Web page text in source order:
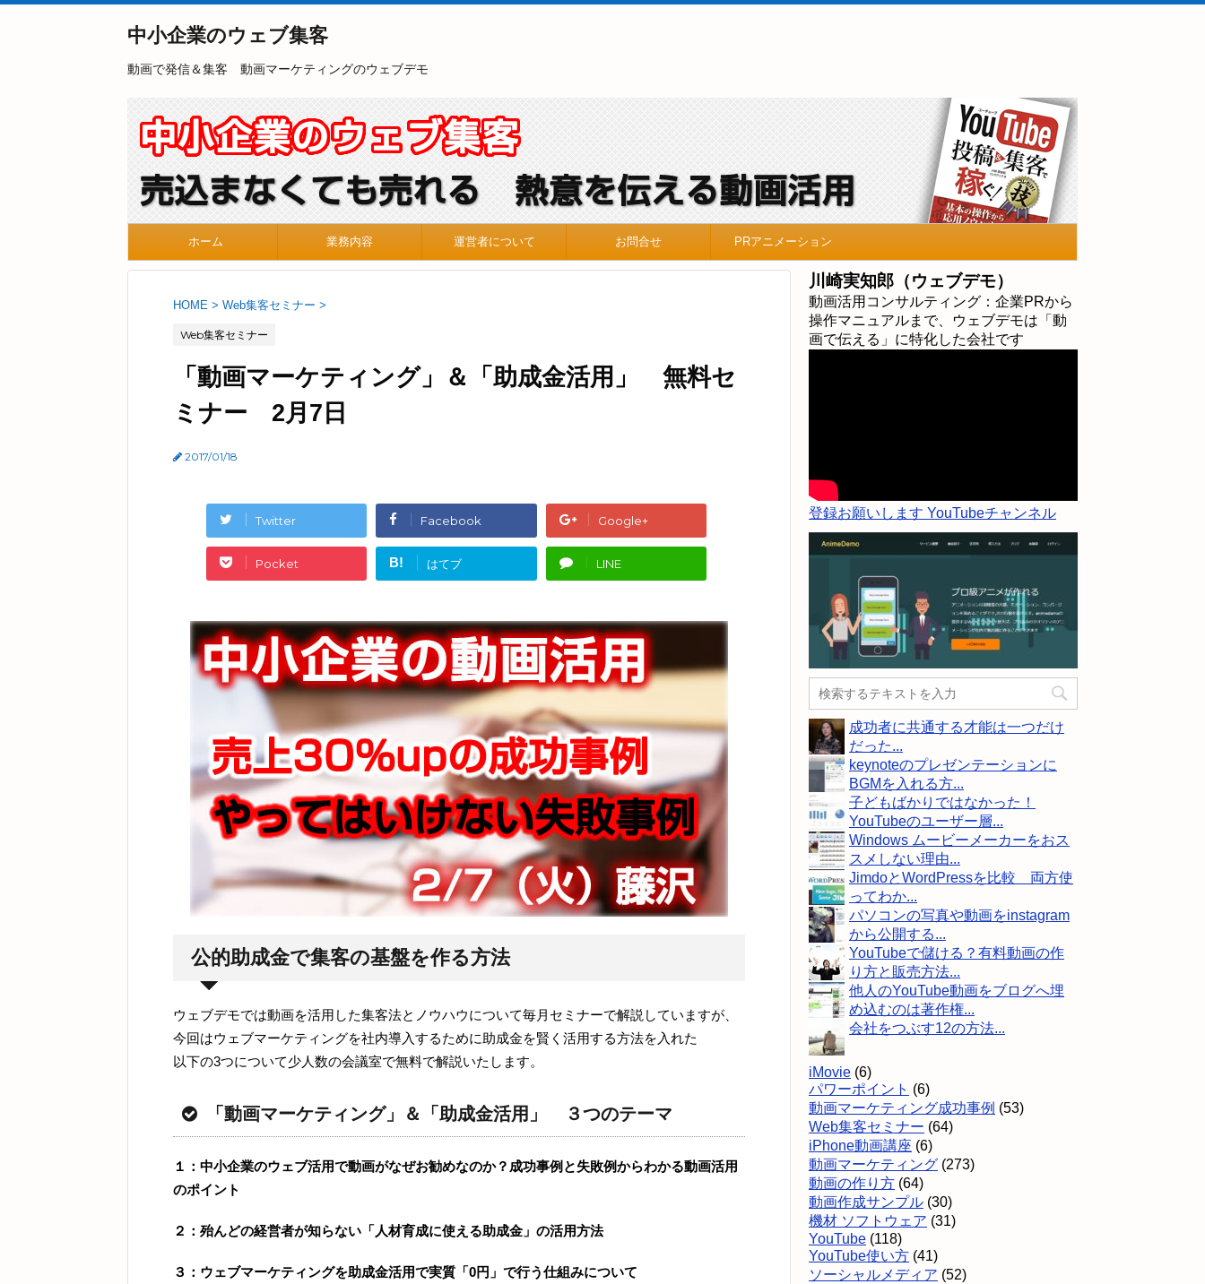
中小企業のウェブ集客
動画で発信＆集客 動画マーケティングのウェブデモ
ホーム 業務内容 運営者について お問合せ PRアニメーション
HOME > Web集客セミナー >
Web集客セミナー
「動画マーケティング」＆「助成金活用」 無料セ
ミナー 2月7日
2017/01/18
Twitter Facebook Google+
Pocket B! はてブ LINE
公的助成金で集客の基盤を作る方法
ウェブデモでは動画を活用した集客法とノウハウについて毎月セミナーで解説していますが、
今回はウェブマーケティングを社内導入するために助成金を賢く活用する方法を入れた
以下の3つについて少人数の会議室で無料で解説いたします。
「動画マーケティング」＆「助成金活用」 ３つのテーマ
１：中小企業のウェブ活用で動画がなぜお勧めなのか？成功事例と失敗例からわかる動画活用
のポイント
２：殆んどの経営者が知らない「人材育成に使える助成金」の活用方法
３：ウェブマーケティングを助成金活用で実質「0円」で行う仕組みについて
川崎実知郎（ウェブデモ）
動画活用コンサルティング：企業PRから
操作マニュアルまで、ウェブデモは「動
画で伝える」に特化した会社です
登録お願いします YouTubeチャンネル
成功者に共通する才能は一つだけ
だった...
keynoteのプレゼンテーションに
BGMを入れる方...
子どもばかりではなかった！
YouTubeのユーザー層...
Windows ムービーメーカーをおス
スメしない理由...
JimdoとWordPressを比較 両方使
ってわか...
パソコンの写真や動画をinstagram
から公開する...
YouTubeで儲ける？有料動画の作
り方と販売方法...
他人のYouTube動画をブログへ埋
め込むのは著作権...
会社をつぶす12の方法...
iMovie (6)
パワーポイント (6)
動画マーケティング成功事例 (53)
Web集客セミナー (64)
iPhone動画講座 (6)
動画マーケティング (273)
動画の作り方 (64)
動画作成サンプル (30)
機材 ソフトウェア (31)
YouTube (118)
YouTube使い方 (41)
ソーシャルメディア (52)